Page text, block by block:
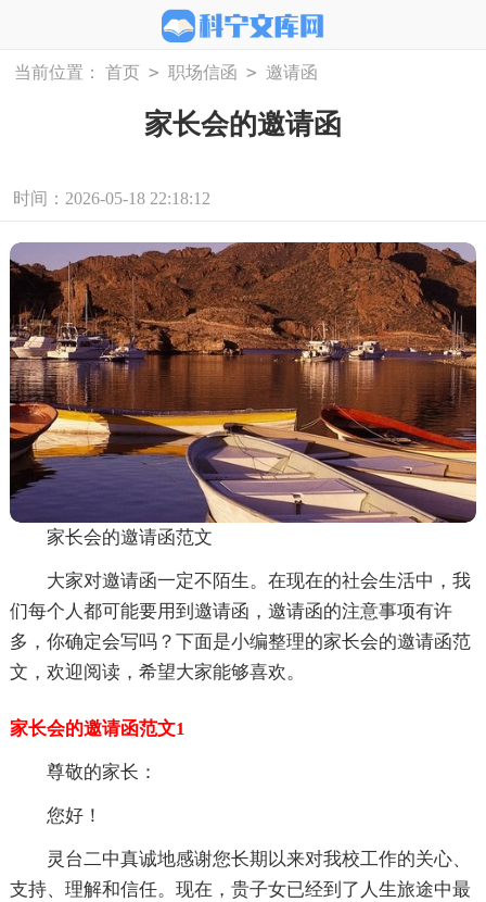
当前位置： 首页 > 职场信函 > 邀请函
家长会的邀请函
时间：2026-05-18 22:18:12
家长会的邀请函范文
大家对邀请函一定不陌生。在现在的社会生活中，我
们每个人都可能要用到邀请函，邀请函的注意事项有许
多，你确定会写吗？下面是小编整理的家长会的邀请函范
文，欢迎阅读，希望大家能够喜欢。
家长会的邀请函范文1
尊敬的家长：
您好！
灵台二中真诚地感谢您长期以来对我校工作的关心、
支持、理解和信任。现在，贵子女已经到了人生旅途中最